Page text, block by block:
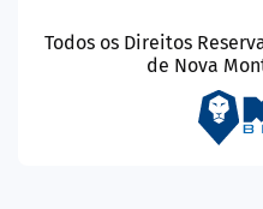
Todos os Direitos
de Nova